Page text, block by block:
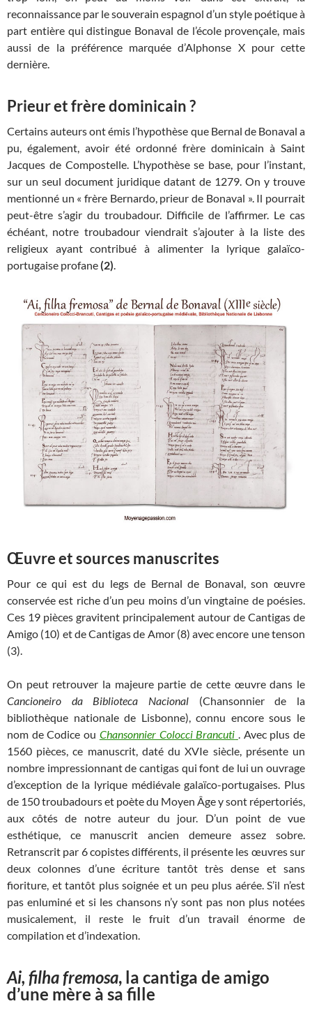
reconnaissance par le souverain espagnol d’un style poétique à
part entière qui distingue Bonaval de l’école provençale, mais
aussi de la préférence marquée d’Alphonse X pour cette
dernière.
Prieur et frère dominicain ?
Certains auteurs ont émis l’hypothèse que Bernal de Bonaval a
pu, également, avoir été ordonné frère dominicain à Saint
Jacques de Compostelle. L’hypothèse se base, pour l’instant,
sur un seul document juridique datant de 1279. On y trouve
mentionné un « frère Bernardo, prieur de Bonaval ». Il pourrait
peut-être s’agir du troubadour. Difficile de l’affirmer. Le cas
échéant, notre troubadour viendrait s’ajouter à la liste des
religieux ayant contribué à alimenter la lyrique galaïco-
portugaise profane(2).
Œuvre et sources manuscrites
Pour ce qui est du legs de Bernal de Bonaval, son œuvre
conservée est riche d’un peu moins d’un vingtaine de poésies.
Ces 19 pièces gravitent principalement autour de Cantigas de
Amigo (10) et de Cantigas de Amor (8) avec encore une tenson
(3).
On peut retrouver la majeure partie de cette œuvre dans le
Cancioneiro da Biblioteca Nacional (Chansonnier de la
bibliothèque nationale de Lisbonne), connu encore sous le
nom de Codice ou Chansonnier Colocci Brancuti . Avec plus de
1560 pièces, ce manuscrit, daté du XVIe siècle, présente un
nombre impressionnant de cantigas qui font de lui un ouvrage
d’exception de la lyrique médiévale galaïco-portugaises. Plus
de 150 troubadours et poète du Moyen Âge y sont répertoriés,
aux côtés de notre auteur du jour. D’un point de vue
esthétique, ce manuscrit ancien demeure assez sobre.
Retranscrit par 6 copistes différents, il présente les œuvres sur
deux colonnes d’une écriture tantôt très dense et sans
fioriture, et tantôt plus soignée et un peu plus aérée. S’il n’est
pas enluminé et si les chansons n’y sont pas non plus notées
musicalement, il reste le fruit d’un travail énorme de
compilation et d’indexation.
Ai, filha fremosa, la cantiga de amigo
d’une mère à sa fille